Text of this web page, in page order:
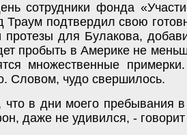
сотрудники фонда
подтвердил свою
протезы для Булакова,
пробыть в Америке не
множественные
Словом, чудо свершилось.
что в дни моего пребывания
даже не удивился, -